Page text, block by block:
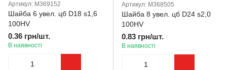
Артикул: M369152
Шайба 6 увел. цб D18 s1,6
100HV
0.36 грн/шт.
В наявності
Артикул: M368505
Шайба 8 увел. цб D24 s2,0
100HV
0.83 грн/шт.
В наявності